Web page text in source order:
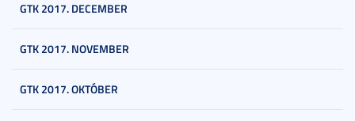
GTK 2017. DECEMBER
GTK 2017. NOVEMBER
GTK 2017. OKTÓBER